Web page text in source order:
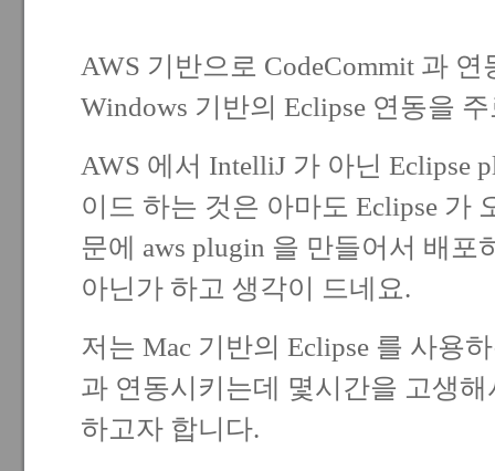
AWS 기반으로 CodeCommit 과
Windows 기반의 Eclipse 연동을
AWS 에서 IntelliJ 가 아닌 Eclipse
이드 하는 것은 아마도 Eclipse 가
문에 aws plugin 을 만들어서 배
아닌가 하고 생각이 드네요.
저는 Mac 기반의 Eclipse 를 사용
과 연동시키는데 몇시간을 고생
하고자 합니다.